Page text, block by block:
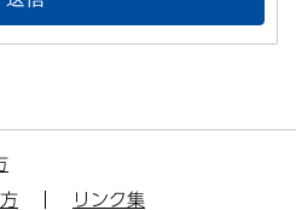
リンク集